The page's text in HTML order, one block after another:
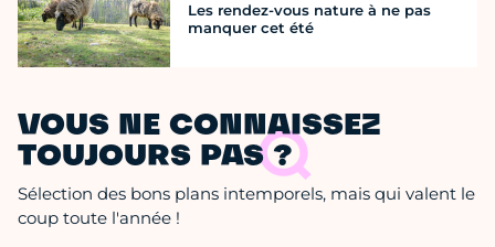
Les rendez-vous nature à ne pas
manquer cet été
VOUS NE CONNAISSEZ
TOUJOURS PAS ?
Sélection des bons plans intemporels, mais qui valent le
coup toute l'année !